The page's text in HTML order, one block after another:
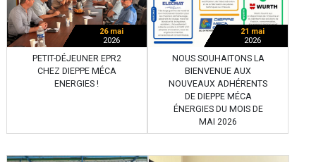
26 mai
2026
PETIT-DÉJEUNER EPR2
CHEZ DIEPPE MÉCA
ENERGIES !
21 mai
2026
NOUS SOUHAITONS LA
BIENVENUE AUX
NOUVEAUX ADHÉRENTS
DE DIEPPE MÉCA
ÉNERGIES DU MOIS DE
MAI 2026